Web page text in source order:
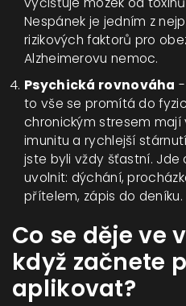
Nespánek je jedním z
rizikových faktorů pro
Alzheimerovu nemoc.
Psychická rovnováha
to vše se promítá do
chronickým stresem mají
imunitu a rychlejší
jste byli vždy šťastní. Jde
uvolnit: dýchání,
přítelem, zápis do deníku.
Co se děje ve
když začnete
aplikovat?